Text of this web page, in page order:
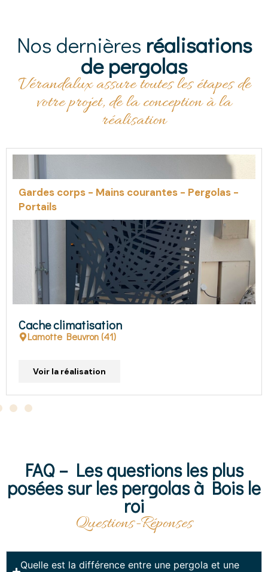
Nos dernières réalisations
de pergolas
Vérandalux assure toutes les étapes de
votre projet, de la conception à la
réalisation
Pergolas
Pergola maison moderne
Gien
Voir la réalisation
FAQ – Les questions les plus
posées sur les pergolas à Bois le
roi
Questions-Réponses
Quelle est la différence entre une pergola et une